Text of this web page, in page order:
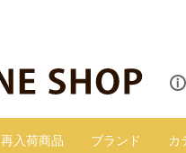
再入荷商品 ブランド カ